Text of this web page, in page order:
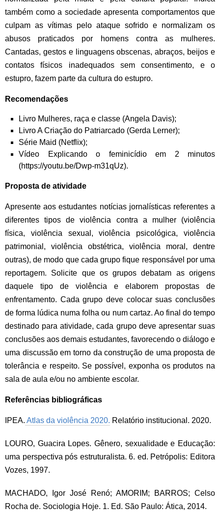
também como a sociedade apresenta comportamentos que
culpam as vítimas pelo ataque sofrido e normalizam os
abusos praticados por homens contra as mulheres.
Cantadas, gestos e linguagens obscenas, abraços, beijos e
contatos físicos inadequados sem consentimento, e o
estupro, fazem parte da cultura do estupro.
Recomendações
Livro Mulheres, raça e classe (Angela Davis);
Livro A Criação do Patriarcado (Gerda Lerner);
Série Maid (Netflix);
Vídeo Explicando o feminicídio em 2 minutos
(https://youtu.be/Dwp-m31qUz).
Proposta de atividade
Apresente aos estudantes notícias jornalísticas referentes a
diferentes tipos de violência contra a mulher (violência
física, violência sexual, violência psicológica, violência
patrimonial, violência obstétrica, violência moral, dentre
outras), de modo que cada grupo fique responsável por uma
reportagem. Solicite que os grupos debatam as origens
daquele tipo de violência e elaborem propostas de
enfrentamento. Cada grupo deve colocar suas conclusões
de forma lúdica numa folha ou num cartaz. Ao final do tempo
destinado para atividade, cada grupo deve apresentar suas
conclusões aos demais estudantes, favorecendo o diálogo e
uma discussão em torno da construção de uma proposta de
tolerância e respeito. Se possível, exponha os produtos na
sala de aula e/ou no ambiente escolar.
Referências bibliográficas
IPEA. Atlas da violência 2020. Relatório institucional. 2020.
LOURO, Guacira Lopes. Gênero, sexualidade e Educação:
uma perspectiva pós estruturalista. 6. ed. Petrópolis: Editora
Vozes, 1997.
MACHADO, Igor José Renó; AMORIM; BARROS; Celso
Rocha de. Sociologia Hoje. 1. Ed. São Paulo: Ática, 2014.